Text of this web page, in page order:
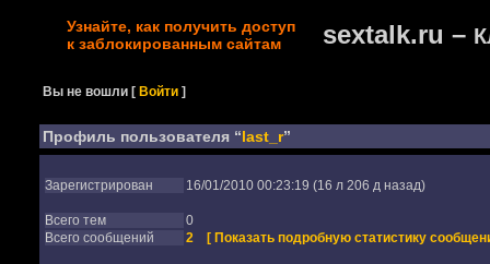
Узнайте, как получить доступ
к заблокированным сайтам
sextalk.ru –
Вы не вошли [Войти ]
Профиль пользователя “last_r”
Зарегистрирован 16/01/2010 00:23:19 (16 л 206 д назад)
Всего тем
0
Всего сообщений
2 [ Показать подробную статистику